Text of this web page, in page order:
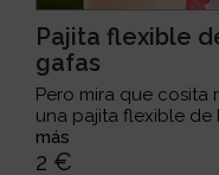
Pajita flexible
gafas
Pero mira que cosita
una pajita flexible de
más
2 €